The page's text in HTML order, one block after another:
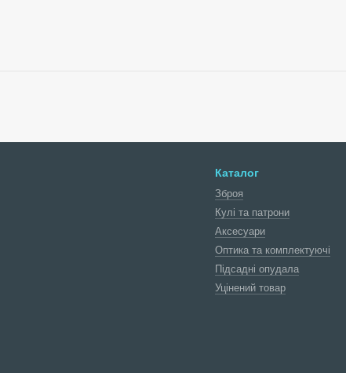
Каталог
Зброя
Кулі та патрони
Аксесуари
Оптика та комплектуючі
Підсадні опудала
Уцінений товар